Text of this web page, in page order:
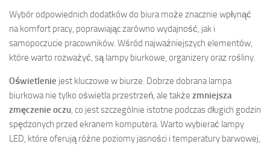
Wybór odpowiednich dodatków do biura może znacznie wpłynąć
na komfort pracy, poprawiając zarówno wydajność, jak i
samopoczucie pracowników. Wśród najważniejszych elementów,
które warto rozważyć, są lampy biurkowe, organizery oraz rośliny.
Oświetlenie jest kluczowe w biurze. Dobrze dobrana lampa
biurkowa nie tylko oświetla przestrzeń, ale także zmniejsza
zmęczenie oczu, co jest szczególnie istotne podczas długich godzin
spędzonych przed ekranem komputera. Warto wybierać lampy
LED, które oferują różne poziomy jasności i temperatury barwowej,